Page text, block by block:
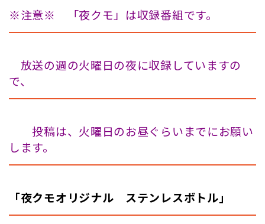
※注意※ 「夜クモ」は収録番組です。
放送の週の火曜日の夜に収録していますの
で、
投稿は、火曜日のお昼ぐらいまでにお願い
します。
「夜クモオリジナル ステンレスボトル」